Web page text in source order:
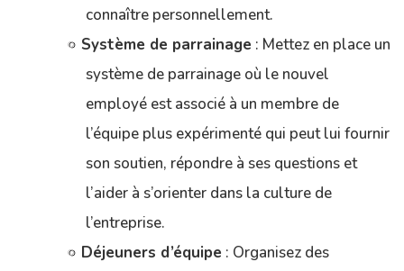
connaître personnellement.
Système de parrainage : Mettez en place un
système de parrainage où le nouvel
employé est associé à un membre de
l’équipe plus expérimenté qui peut lui fournir
son soutien, répondre à ses questions et
l’aider à s’orienter dans la culture de
l’entreprise.
Déjeuners d’équipe : Organisez des